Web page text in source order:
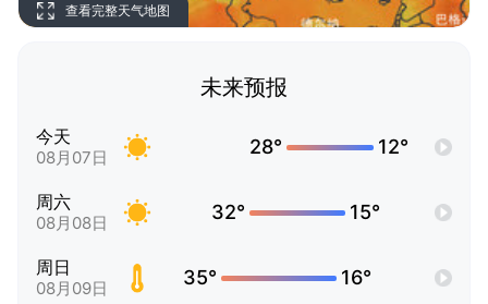
查看完整天气地图
未来预报
今天
08月07日 28° 12°
周六
08月08日 32° 15°
周日
08月09日 35° 16°